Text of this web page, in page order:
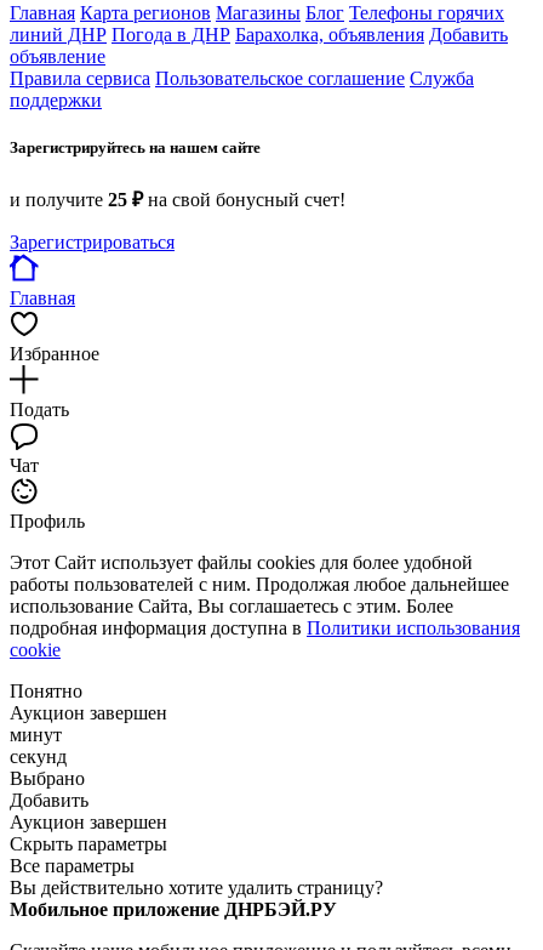
Главная Карта регионов Магазины Блог Телефоны горячих
линий ДНР Погода в ДНР Барахолка, объявления Добавить
объявление
Правила сервиса Пользовательское соглашение Служба
поддержки
Зарегистрируйтесь на нашем сайте
и получите 25 ₽на свой бонусный счет!
Зарегистрироваться
Главная
Избранное
Подать
Чат
Профиль
Этот Сайт использует файлы cookies для более удобной
работы пользователей с ним. Продолжая любое дальнейшее
использование Сайта, Вы соглашаетесь с этим. Более
подробная информация доступна в Политики использования
cookie
Понятно
Аукцион завершен
минут
секунд
Выбрано
Добавить
Аукцион завершен
Скрыть параметры
Все параметры
Вы действительно хотите удалить страницу?
Мобильное приложение ДНРБЭЙ.РУ